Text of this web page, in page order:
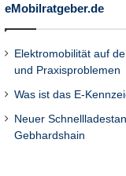
eMobilratgeber.de
Elektromobilität auf
und Praxisproblemen
Was ist das E-
Neuer
Gebhardshain